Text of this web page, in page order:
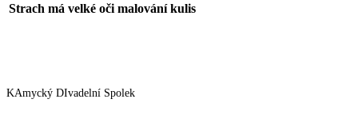
Strach má velké oči malování kulis
KAmycký DIvadelní Spolek